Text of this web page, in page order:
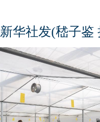
新华社发(嵇子鉴